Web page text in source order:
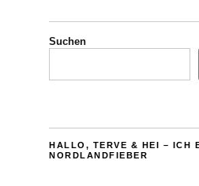
Suchen
HALLO, TERVE & HEI – ICH
NORDLANDFIEBER